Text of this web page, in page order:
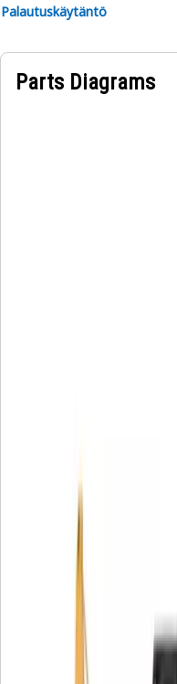
Palautuskäytäntö
Parts Diagrams